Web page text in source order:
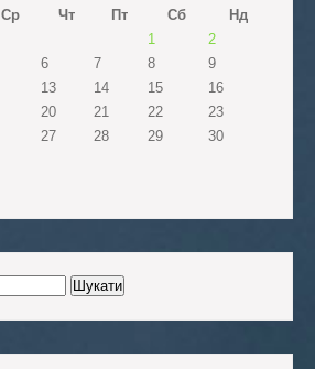
Ср Чт Пт Сб
Нд
1
2
6 7 8
9
13 14 15
16
20 21 22
23
27 28 29
30